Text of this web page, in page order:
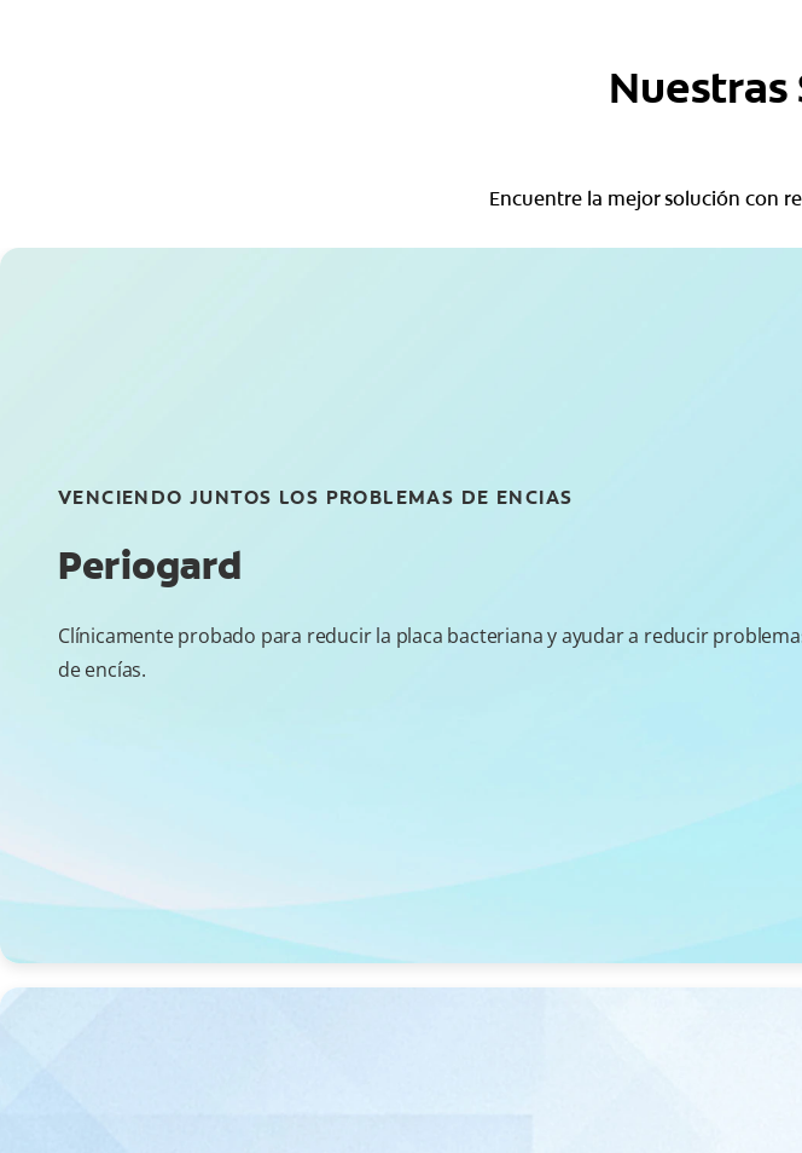
Nuestras
Encuentre la mejor solución con
VENCIENDO JUNTOS LOS PROBLEMAS DE ENCIAS
Periogard
Clínicamente probado para reducir la placa bacteriana y ayudar a reducir
de encías.